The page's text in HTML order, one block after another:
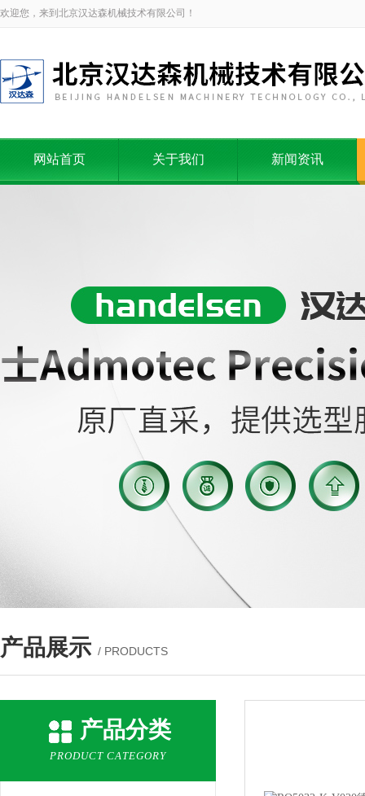
欢迎您，来到北京汉达森机械技术有限公司！
网站首页 关于我们 新闻资讯
产品展示 / PRODUCTS
产品分类
PRODUCT CATEGORY